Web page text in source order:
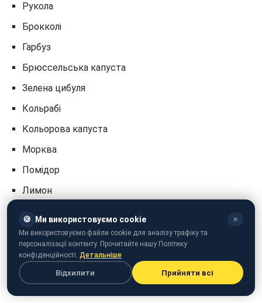
Рукола
Брокколі
Гарбуз
Брюссельська капуста
Зелена цибуля
Кольрабі
Кольорова капуста
Морква
Помідор
Лимон
Полуниця
Редиска
Апельсин
🍪 Ми використовуємо cookie ✕
Ми використовуємо файли cookie для аналізу трафіку та
персоналізації контенту. Прочитайте нашу Політику
конфіденційності. Детальніше
Відхилити Прийняти всі